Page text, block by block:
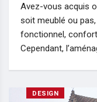
Avez-vous acquis
soit meublé ou pas,
fonctionnel,
Cependant,
DESIGN